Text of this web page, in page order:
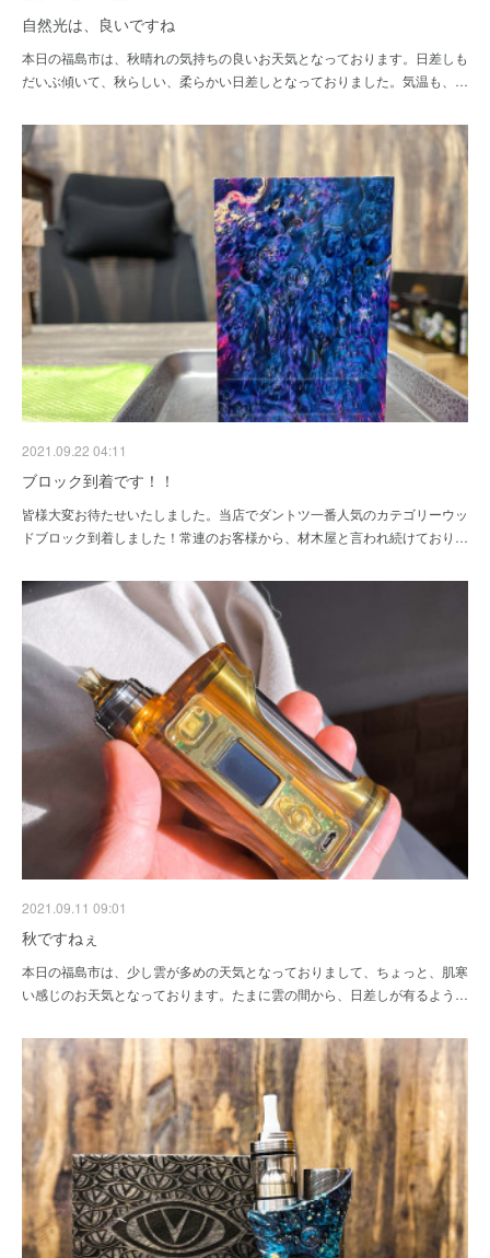
自然光は、良いですね
本日の福島市は、秋晴れの気持ちの良いお天気となっております。日差しも
だいぶ傾いて、秋らしい、柔らかい日差しとなっておりました。気温も、…
2021.09.22 04:11
ブロック到着です！！
皆様大変お待たせいたしました。当店でダントツ一番人気のカテゴリーウッ
ドブロック到着しました！常連のお客様から、材木屋と言われ続けており…
2021.09.11 09:01
秋ですねぇ
本日の福島市は、少し雲が多めの天気となっておりまして、ちょっと、肌寒
い感じのお天気となっております。たまに雲の間から、日差しが有るよう…